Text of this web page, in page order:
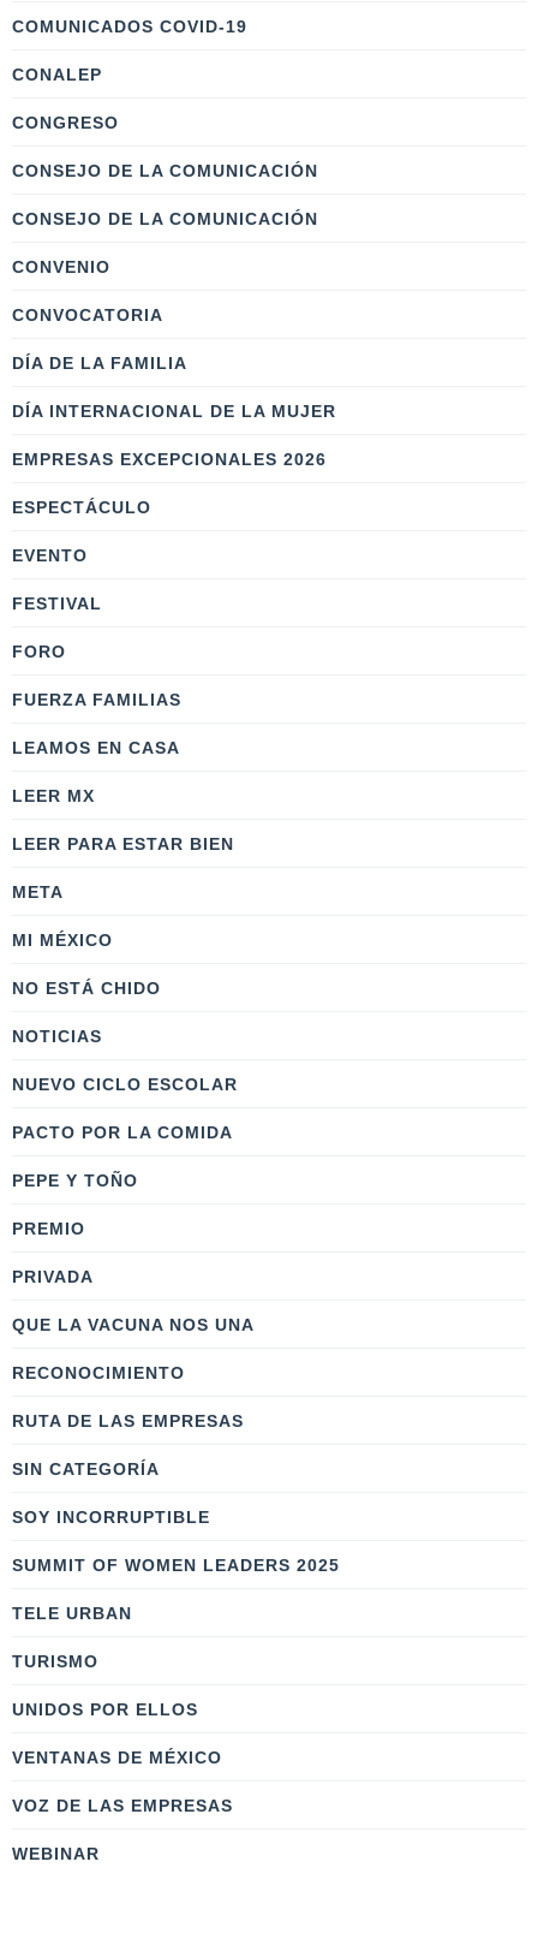
COMUNICADOS COVID-19
CONALEP
CONGRESO
CONSEJO DE LA COMUNICACIÓN
CONSEJO DE LA COMUNICACIÓN
CONVENIO
CONVOCATORIA
DÍA DE LA FAMILIA
DÍA INTERNACIONAL DE LA MUJER
EMPRESAS EXCEPCIONALES 2026
ESPECTÁCULO
EVENTO
FESTIVAL
FORO
FUERZA FAMILIAS
LEAMOS EN CASA
LEER MX
LEER PARA ESTAR BIEN
META
MI MÉXICO
NO ESTÁ CHIDO
NOTICIAS
NUEVO CICLO ESCOLAR
PACTO POR LA COMIDA
PEPE Y TOÑO
PREMIO
PRIVADA
QUE LA VACUNA NOS UNA
RECONOCIMIENTO
RUTA DE LAS EMPRESAS
SIN CATEGORÍA
SOY INCORRUPTIBLE
SUMMIT OF WOMEN LEADERS 2025
TELE URBAN
TURISMO
UNIDOS POR ELLOS
VENTANAS DE MÉXICO
VOZ DE LAS EMPRESAS
WEBINAR